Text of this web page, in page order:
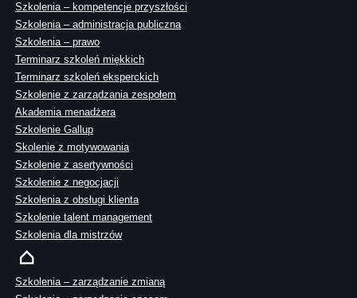
Szkolenia – kompetencje przyszłości
Szkolenia – administracja publiczna
Szkolenia – prawo
Terminarz szkoleń miękkich
Terminarz szkoleń eksperckich
Szkolenie z zarządzania zespołem
Akademia menadżera
Szkolenie Gallup
Skolenie z motywowania
Szkolenie z asertywności
Szkolenie z negocjacji
Szkolenia z obsługi klienta
Szkolenie talent management
Szkolenia dla mistrzów
Szkolenia – zarządzanie zmianą